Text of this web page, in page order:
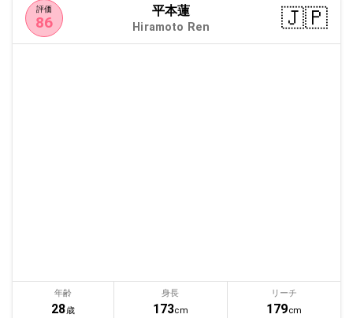
評価
86
平本蓮
Hiramoto Ren 🇯🇵
年齢
28歳
身長
173cm
リーチ
179cm